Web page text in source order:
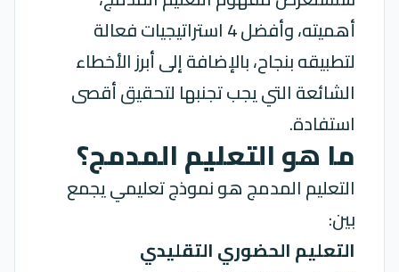
أهميته، وأفضل 4 استراتيجيات فعالة
لتطبيقه بنجاح، بالإضافة إلى أبرز الأخطاء
الشائعة التي يجب تجنبها لتحقيق أقصى
استفادة.
ما هو التعليم المدمج؟
التعليمالمدمج هو نموذج تعليمي يجمع
بين:
التعليم الحضوري التقليدي